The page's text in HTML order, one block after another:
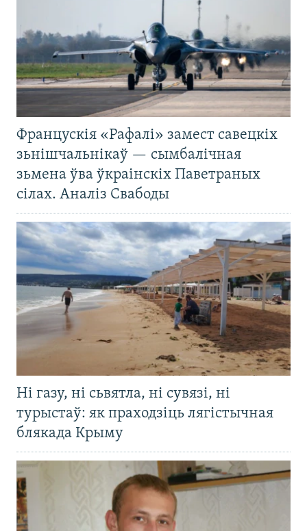
Францускія «Рафалі» замест савецкіх
зьнішчальнікаў — сымбалічная
зьмена ўва ўкраінскіх Паветраных
сілах. Аналіз Свабоды
Ні газу, ні сьвятла, ні сувязі, ні
турыстаў: як праходзіць лягістычная
блякада Крыму